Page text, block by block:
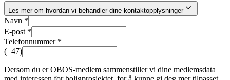
Les mer om hvordan vi behandler dine kontaktopplysninger
Navn *
E-post *
Telefonnummer *
(+47)
Dersom du er OBOS-medlem sammenstiller vi dine medlemsdata